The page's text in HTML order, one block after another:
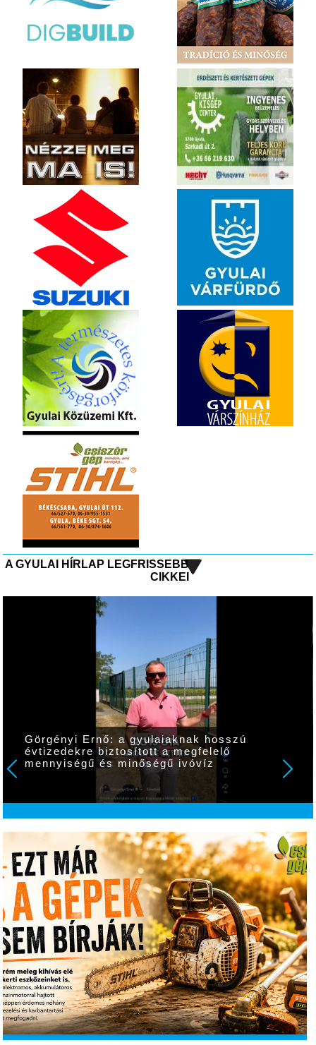
A GYULAI HÍRLAP LEGFRISSEBB
CIKKEI
Görgényi Ernő: a gyulaiaknak hosszú
évtizedekre biztosított a megfelelő
mennyiségű és minőségű ivóvíz